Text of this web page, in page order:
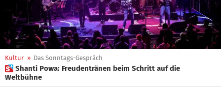
Kultur » Das Sonntags-Gespräch
 Shanti Powa: Freudentränen beim Schritt auf die
Weltbühne